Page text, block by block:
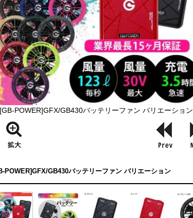
[GB-POWER]GFX/GB430バッテリーファン バリエーション
POWER]GFX/GB430バッテリーファン バリエーション